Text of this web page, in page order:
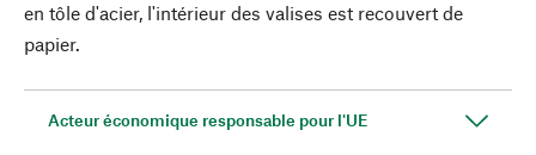
en tôle d'acier, l'intérieur des valises est recouvert de
papier.
Acteur économique responsable pour l'UE